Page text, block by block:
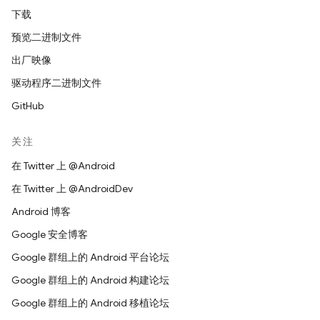
下载
预览二进制文件
出厂映像
驱动程序二进制文件
GitHub
关注
在 Twitter 上 @Android
在 Twitter 上 @AndroidDev
Android 博客
Google 安全博客
Google 群组上的 Android 平台论坛
Google 群组上的 Android 构建论坛
Google 群组上的 Android 移植论坛